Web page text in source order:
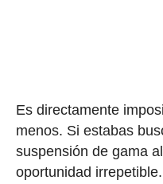
Es directamente
menos. Si estabas
suspensión de gama
oportunidad irrepetible.